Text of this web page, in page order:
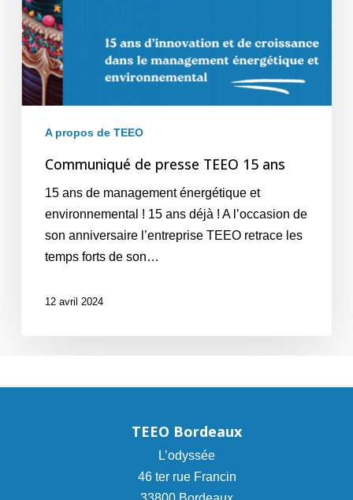
A propos de TEEO
Communiqué de presse TEEO 15 ans
15 ans de management énergétique et
environnemental ! 15 ans déjà ! A l’occasion de
son anniversaire l’entreprise TEEO retrace les
temps forts de son…
12 avril 2024
TEEO Bordeaux
L’odyssée
46 ter rue Francin